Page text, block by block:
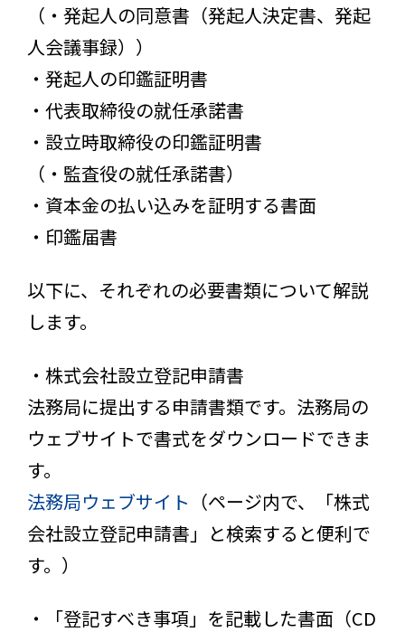
（・発起人の同意書（発起人決定書、発起
人会議事録））
・発起人の印鑑証明書
・代表取締役の就任承諾書
・設立時取締役の印鑑証明書
（・監査役の就任承諾書）
・資本金の払い込みを証明する書面
・印鑑届書
以下に、それぞれの必要書類について解説
します。
・株式会社設立登記申請書
法務局に提出する申請書類です。法務局の
ウェブサイトで書式をダウンロードできま
す。
法務局ウェブサイト （ページ内で、「株式
会社設立登記申請書」と検索すると便利で
す。）
・「登記すべき事項」を記載した書面（CD